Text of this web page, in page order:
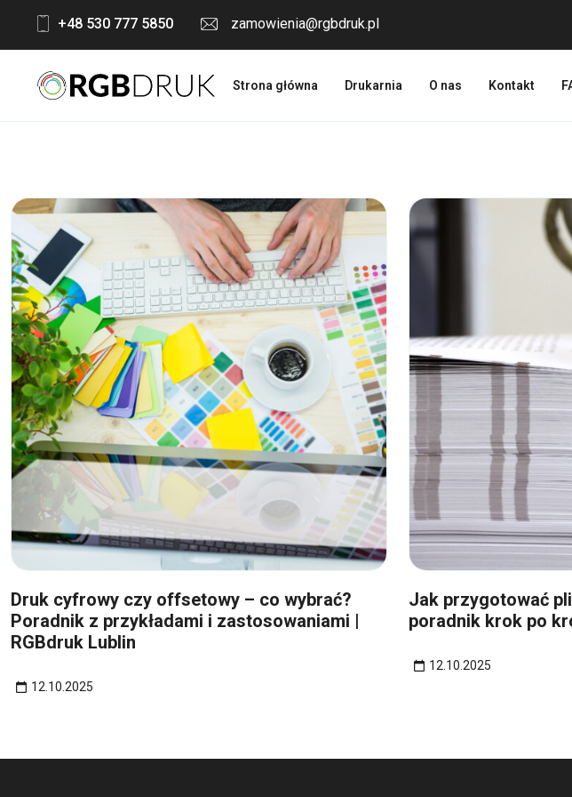
content
+48 530 777 5850 zamowienia@rgbdruk.pl
Strona główna Drukarnia O nas Kontakt
Druk cyfrowy czy offsetowy – co wybrać?
Poradnik z przykładami i zastosowaniami |
RGBdruk Lublin
12.10.2025
Jak przygotować
poradnik krok po
12.10.2025